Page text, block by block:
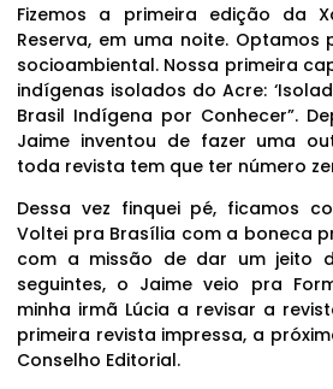
Fizemos a primeira edição da
Reserva, em uma noite.
socioambiental. Nossa primeira
indígenas isolados do Acre:
Brasil Indígena por Conhecer”.
Jaime inventou de fazer uma
toda revista tem que ter número
Dessa vez finquei pé, ficamos
Voltei pra Brasília com a boneca
com a missão de dar um jeito
seguintes, o Jaime veio pra
minha irmã Lúcia a revisar a
primeira revista impressa, a
Conselho Editorial.